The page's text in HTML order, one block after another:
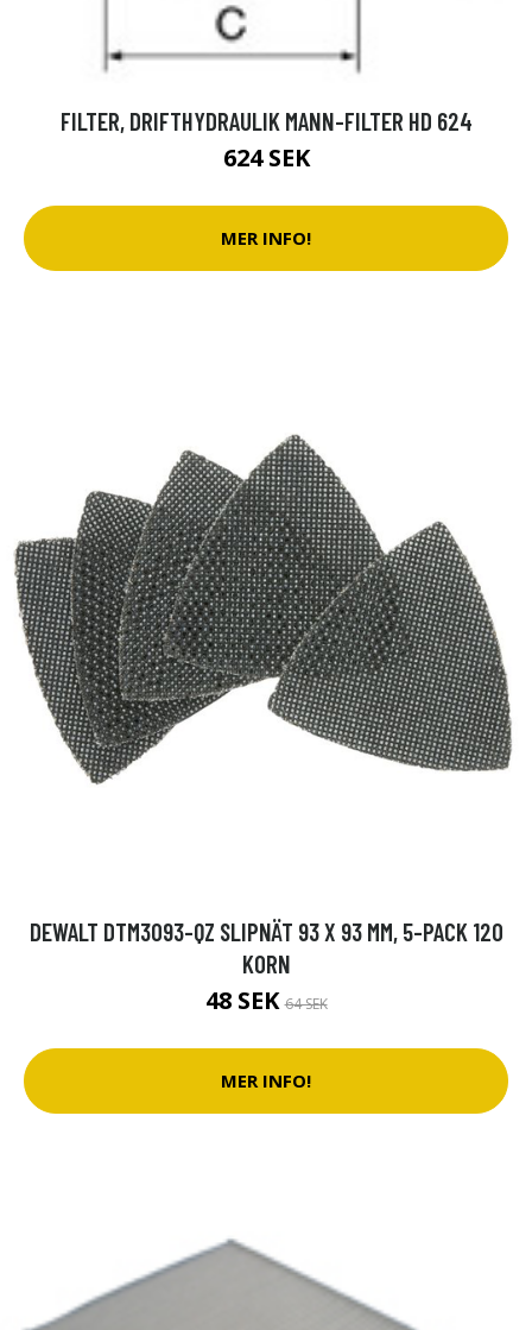
FILTER, DRIFTHYDRAULIK MANN-FILTER HD 624
624 SEK
MER INFO!
DEWALT DTM3093-QZ SLIPNÄT 93 X 93 MM, 5-PACK 120
KORN
48 SEK64 SEK
MER INFO!